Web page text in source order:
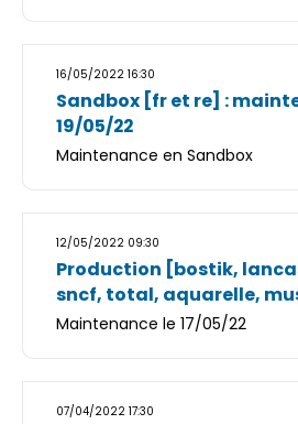
16/05/2022 16:30
Sandbox [fr et re] :
19/05/22
Maintenance en Sandbox
12/05/2022 09:30
Production [bostik,
sncf, total, aquarelle,
Maintenance le 17/05/22
07/04/2022 17:30